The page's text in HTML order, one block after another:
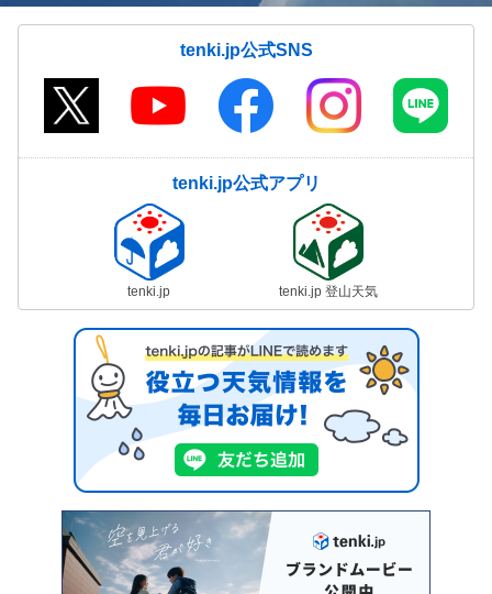
tenki.jp公式SNS
tenki.jp公式アプリ
tenki.jp tenki.jp 登山天気